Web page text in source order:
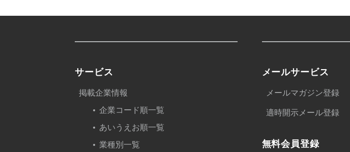
サービス
掲載企業情報
企業コード順一覧
あいうえお順一覧
業種別一覧
メールサービス
メールマガジン登録
適時開示メール登録
無料会員登録